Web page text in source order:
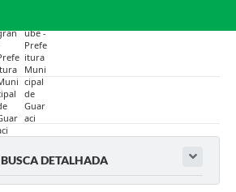
BUSCA DETALHADA